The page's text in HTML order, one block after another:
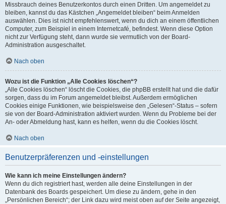
Missbrauch deines Benutzerkontos durch einen Dritten. Um angemeldet zu
bleiben, kannst du das Kästchen „Angemeldet bleiben“ beim Anmelden
auswählen. Dies ist nicht empfehlenswert, wenn du dich an einem öffentlichen
Computer, zum Beispiel in einem Internetcafé, befindest. Wenn diese Option
nicht zur Verfügung steht, dann wurde sie vermutlich von der Board-
Administration ausgeschaltet.
Nach oben
Wozu ist die Funktion „Alle Cookies löschen“?
„Alle Cookies löschen“ löscht die Cookies, die phpBB erstellt hat und die dafür
sorgen, dass du im Forum angemeldet bleibst. Außerdem ermöglichen
Cookies einige Funktionen, wie beispielsweise den „Gelesen“-Status – sofern
sie von der Board-Administration aktiviert wurden. Wenn du Probleme bei der
An- oder Abmeldung hast, kann es helfen, wenn du die Cookies löscht.
Nach oben
Benutzerpräferenzen und -einstellungen
Wie kann ich meine Einstellungen ändern?
Wenn du dich registriert hast, werden alle deine Einstellungen in der
Datenbank des Boards gespeichert. Um diese zu ändern, gehe in den
„Persönlichen Bereich“; der Link dazu wird meist oben auf der Seite angezeigt,